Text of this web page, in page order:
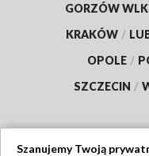
GORZÓW
KRAKÓW /
OPOLE /
SZCZECIN /
Szanujemy Twoją